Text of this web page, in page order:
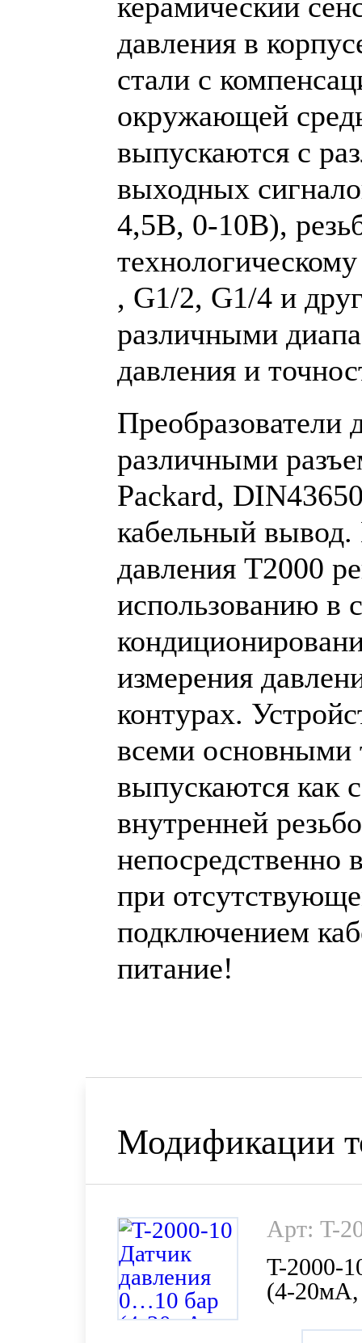
давления в
стали с
окружающей
выпускаются с
выходных
4,5В, 0-10В),
, G1/2, G1/4 и
различными
давления и
Преобразователи
различными
Packard,
кабельный вывод.
давления Т2000
использованию в
измерения
контурах.
всеми основными
выпускаются как
внутренней
непосредственно
при
подключением
питание!
Модификации
Арт: T-
T-2000-
(4-20мА,